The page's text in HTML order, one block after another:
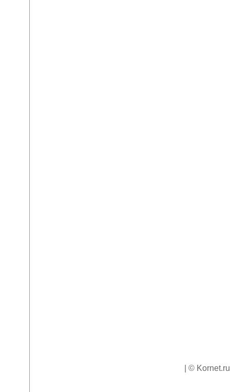
| ©